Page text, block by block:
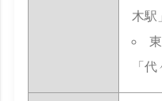
木駅
「